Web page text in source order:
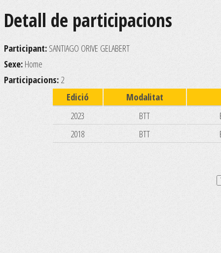
Detall de participacions
Participant: SANTIAGO ORIVE GELABERT
Sexe: Home
Participacions: 2
Edició
Modalitat
2023
BTT
2018
BTT